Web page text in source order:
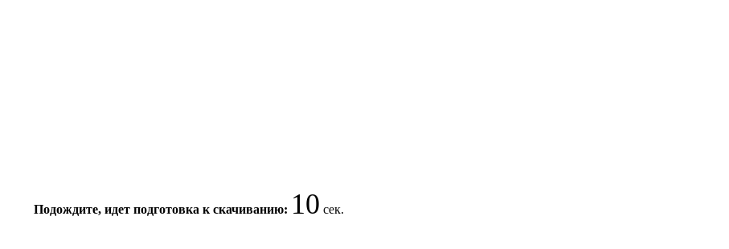
Подождите, идет подготовка к скачиванию: 10 сек.